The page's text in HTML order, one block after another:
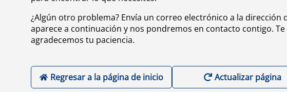
¿Algún otro problema? Envía un correo electrónico a la dirección
aparece a continuación y nos pondremos en contacto contigo. Te
agradecemos tu paciencia.
Regresar a la página de inicio Actualizar página